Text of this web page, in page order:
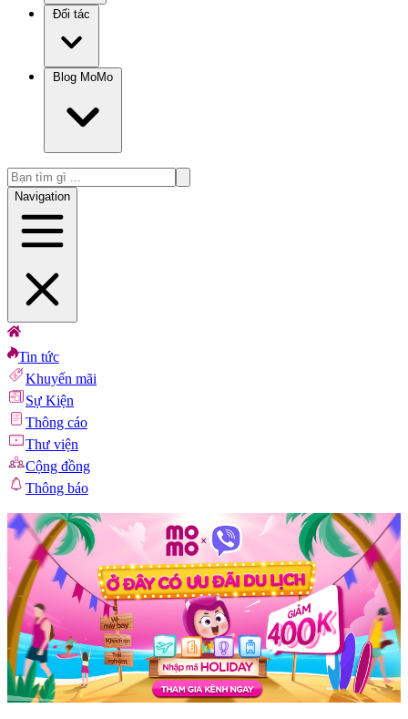
Đối tác
Blog MoMo
Navigation
Tin tức
Khuyến mãi
Sự Kiện
Thông cáo
Thư viện
Cộng đồng
Thông báo